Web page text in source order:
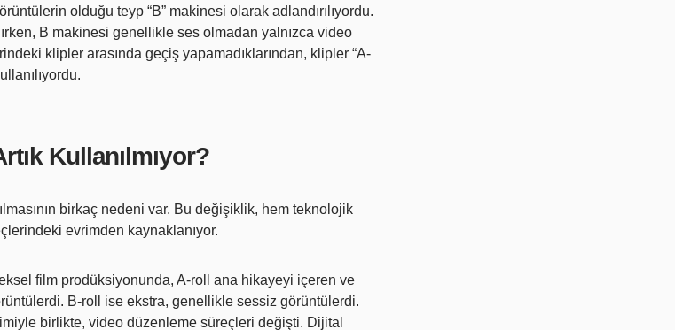
olduğu teyp “B” makinesi olarak adlandırılıyordu.
B makinesi genellikle ses olmadan yalnızca video
klipler arasında geçiş yapamadıklarından, klipler “A-
Kullanılmıyor?
birkaç nedeni var. Bu değişiklik, hem teknolojik
evrimden kaynaklanıyor.
film prodüksiyonunda, A-roll ana hikayeyi içeren ve
B-roll ise ekstra, genellikle sessiz görüntülerdi.
birlikte, video düzenleme süreçleri değişti. Dijital